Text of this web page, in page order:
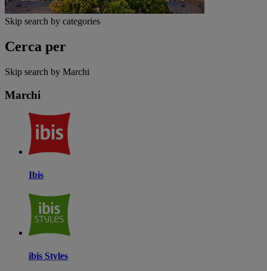
Skip search by categories
Cerca per
Skip search by Marchi
Marchi
Ibis
ibis Styles